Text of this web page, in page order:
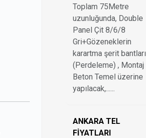
Toplam 75Metre
uzunluğunda, Double
Panel Çit 8/6/8
Gri+Gözeneklerin
karartma şerit bantları
(Perdeleme) , Montaj
Beton Temel üzerine
yapılacak,......
ANKARA TEL
FİYATLARI